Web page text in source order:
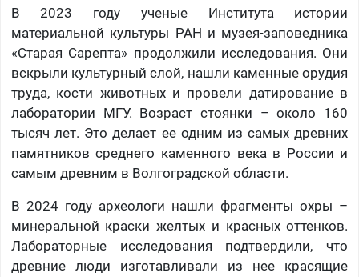
В 2023 году ученые Института истории
материальной культуры РАН и музея-заповедника
«Старая Сарепта» продолжили исследования. Они
вскрыли культурный слой, нашли каменные орудия
труда, кости животных и провели датирование в
лаборатории МГУ. Возраст стоянки – около 160
тысяч лет. Это делает ее одним из самых древних
памятников среднего каменного века в России и
самым древним в Волгоградской области.
В 2024 году археологи нашли фрагменты охры –
минеральной краски желтых и красных оттенков.
Лабораторные исследования подтвердили, что
древние люди изготавливали из нее красящие